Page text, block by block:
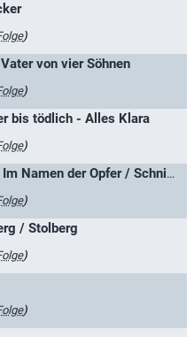
)
von vier Söhnen
)
bis tödlich - Alles Klara
)
Die Spezialisten - Im Namen der Opfer / Schnitt für Schnitt
)
/ Stolberg
)
)